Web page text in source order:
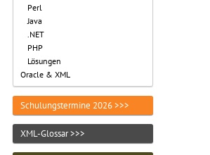
Perl
Java
.NET
PHP
Lösungen
Oracle & XML
Schulungstermine 2026 >>>
XML-Glossar >>>